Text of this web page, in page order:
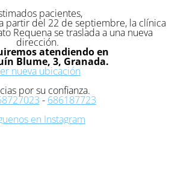
pacientes,
partir del 22 de septiembre, la clínica
Requena se traslada a una nueva
dirección.
atendiendo en
Blume, 3, Granada.
nueva ubicación
por su confianza.
- 686187723
en Instagram